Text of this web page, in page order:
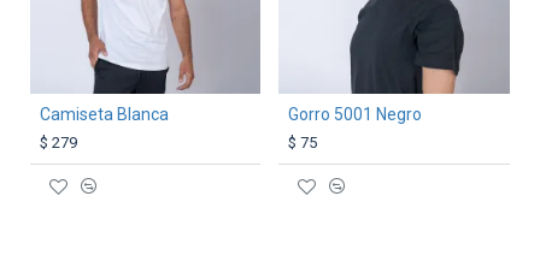
Camiseta Blanca
$ 279
Gorro 5001 Negro
$ 75